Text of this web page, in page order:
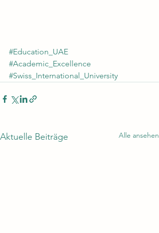
#Education_UAE
#Academic_Excellence
#Swiss_International_University
Aktuelle Beiträge Alle ansehen